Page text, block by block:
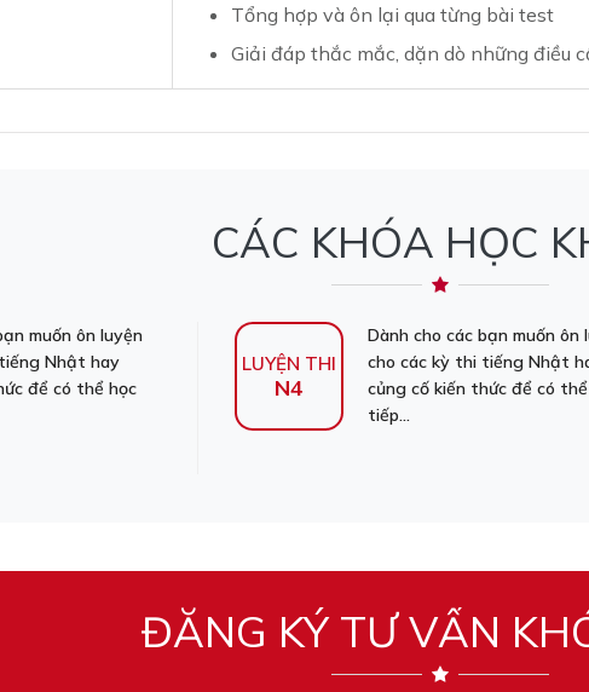
Tổng hợp và ôn lại qua từng bài test
Giải đáp thắc mắc, dặn dò những điều
CÁC KHÓA HỌC
muốn ôn luyện
Nhật hay
để có thể học
LUYỆN THI
N4
Dành cho các bạn muốn ôn
cho các kỳ thi tiếng Nhật
củng cố kiến thức để có
tiếp...
ĐĂNG KÝ TƯ VẤN